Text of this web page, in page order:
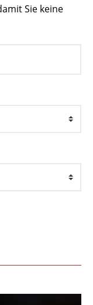
Sie keine